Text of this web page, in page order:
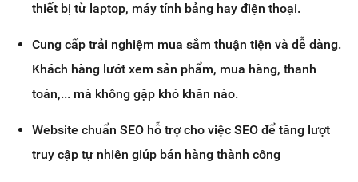
thiết bị từ laptop, máy tính bảng hay điện thoại.
Cung cấp trải nghiệm mua sắm thuận tiện và dễ dàng.
Khách hàng lướt xem sản phẩm, mua hàng, thanh
toán,... mà không gặp khó khăn nào.
Website chuẩn SEO hỗ trợ cho việc SEO để tăng lượt
truy cập tự nhiên giúp bán hàng thành công